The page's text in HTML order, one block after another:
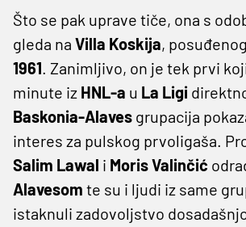
Što se pak uprave tiče, ona s
gleda na Villa Koskija,
1961. Zanimljivo, on je tek prvi
minute iz HNL-a u La Ligi
Baskonia-Alaves grupacija
interes za pulskog prvoligaša.
Salim Lawal i Moris Valinčić
Alavesom te su i ljudi iz same
istaknuli zadovoljstvo